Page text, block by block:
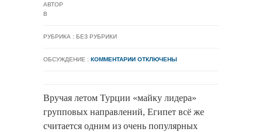
АВТОР
В
РУБРИКА : БЕЗ РУБРИКИ
ОБСУЖДЕНИЕ : КОММЕНТАРИИ ОТКЛЮЧЕНЫ
Вручая летом Турции «майку лидера»
групповых направлений, Египет всё же
считается одним из очень популярных